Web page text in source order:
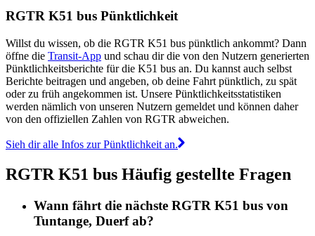
RGTR K51 bus Pünktlichkeit
Willst du wissen, ob die RGTR K51 bus pünktlich ankommt? Dann
öffne die Transit-App und schau dir die von den Nutzern generierten
Pünktlichkeitsberichte für die K51 bus an. Du kannst auch selbst
Berichte beitragen und angeben, ob deine Fahrt pünktlich, zu spät
oder zu früh angekommen ist. Unsere Pünktlichkeitsstatistiken
werden nämlich von unseren Nutzern gemeldet und können daher
von den offiziellen Zahlen von RGTR abweichen.
Sieh dir alle Infos zur Pünktlichkeit an.
RGTR K51 bus Häufig gestellte Fragen
Wann fährt die nächste RGTR K51 bus von
Tuntange, Duerf ab?